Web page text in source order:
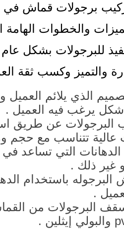
برجولات قماش في
والخطوات
للبرجولات بشكل
والتميز وكسب ثقة
الذي يلائم
شكل يرغب فيه العميل .
البرجولات عن طريق
عالية تتناسب مع حجم
الدهانات التي تساعد
غير ذلك .
باستخدام
.
البرجولات من